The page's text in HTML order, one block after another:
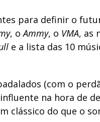
para definir o
, oAmmy, o VMA, as
e a lista das 10
(com o
na hora de
clássico do que o